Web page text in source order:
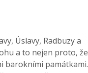
Úslavy, Radbuzy a
a to nejen proto, že
barokními památkami.